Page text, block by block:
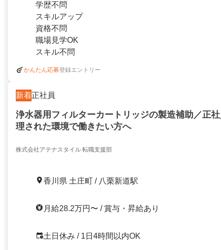
学歴不問
スキルアップ
資格不問
職場見学OK
スキル不問
かんたん応募登録エントリー
新着正社員
浄水器用フィルターカートリッジの製造補助／正
理された環境で働きたい方へ
株式会社アテナスタイル 転職支援部
香川県 土庄町 / 八栗新道駅
月給28.2万円〜 / 賞与・昇給あり
土日休み / 1日4時間以内OK